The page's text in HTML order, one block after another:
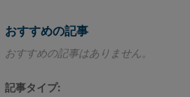
おすすめの記事
おすすめの記事はありません。
記事タイプ